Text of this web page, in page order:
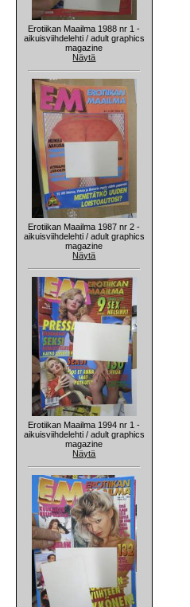
Erotiikan Maailma 1988 nr 1 -
aikuisviihdelehti / adult graphics
magazine
Näytä
Erotiikan Maailma 1987 nr 2 -
aikuisviihdelehti / adult graphics
magazine
Näytä
Erotiikan Maailma 1994 nr 1 -
aikuisviihdelehti / adult graphics
magazine
Näytä